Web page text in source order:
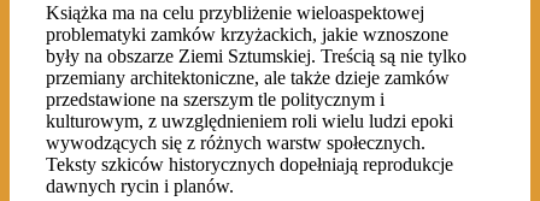
Książka ma na celu przybliżenie wieloaspektowej
problematyki zamków krzyżackich, jakie wznoszone
były na obszarze Ziemi Sztumskiej. Treścią są nie tylko
przemiany architektoniczne, ale także dzieje zamków
przedstawione na szerszym tle politycznym i
kulturowym, z uwzględnieniem roli wielu ludzi epoki
wywodzących się z różnych warstw społecznych.
Teksty szkiców historycznych dopełniają reprodukcje
dawnych rycin i planów.